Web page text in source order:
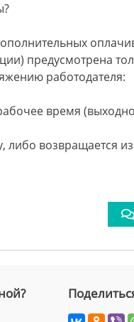
предусмотрена
работодателя:
время
либо возвращается